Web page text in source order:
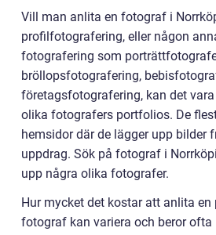
Vill man anlita en fotograf i
profilfotografering, eller någon
fotografering som
bröllopsfotografering,
företagsfotografering, kan det
olika fotografers portfolios. De
hemsidor där de lägger upp bilder
uppdrag. Sök på fotograf i
upp några olika fotografer.
Hur mycket det kostar att anlita en
fotograf kan variera och beror